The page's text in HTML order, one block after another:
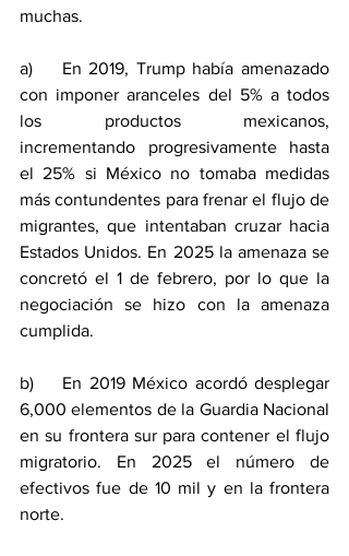
muchas.
a)    En 2019, Trump había amenazado
con imponer aranceles del 5% a todos
los productos mexicanos,
incrementando progresivamente hasta
el 25% si México no tomaba medidas
más contundentes para frenar el flujo de
migrantes, que intentaban cruzar hacia
Estados Unidos. En 2025 la amenaza se
concretó el 1 de febrero, por lo que la
negociación se hizo con la amenaza
cumplida.
b)    En 2019 México acordó desplegar
6,000 elementos de la Guardia Nacional
en su frontera sur para contener el flujo
migratorio. En 2025 el número de
efectivos fue de 10 mil y en la frontera
norte.